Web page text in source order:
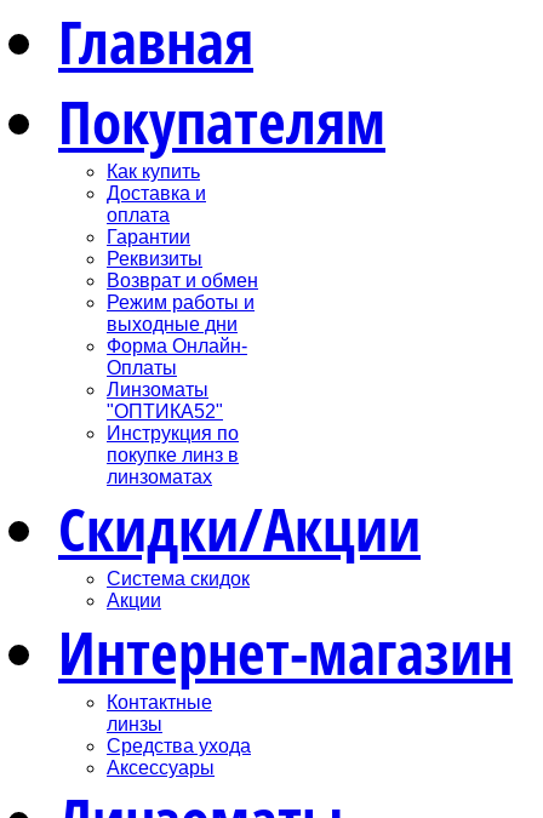
Главная
Покупателям
Как купить
Доставка и
оплата
Гарантии
Реквизиты
Возврат и обмен
Режим работы и
выходные дни
Форма Онлайн-
Оплаты
Линзоматы
"ОПТИКА52"
Инструкция по
покупке линз в
линзоматах
Скидки/Акции
Система скидок
Акции
Интернет-магазин
Контактные
линзы
Средства ухода
Аксессуары